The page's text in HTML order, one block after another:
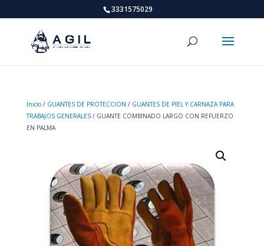
3331575029
Inicio/ GUANTES DE PROTECCION / GUANTES DE PIEL Y CARNAZA PARA
TRABAJOS GENERALES/ GUANTE COMBINADO LARGO CON REFUERZO
EN PALMA